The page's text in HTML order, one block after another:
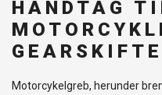
HÅNDTAG
Motorcykelgreb, herunder